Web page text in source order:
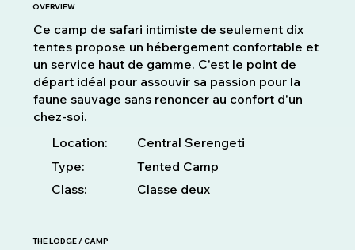
OVERVIEW
Ce camp de safari intimiste de seulement dix
tentes propose un hébergement confortable et
un service haut de gamme. C'est le point de
départ idéal pour assouvir sa passion pour la
faune sauvage sans renoncer au confort d'un
chez-soi.
Location:
Central Serengeti
Type:
Tented Camp
Class:
Classe deux
THE LODGE / CAMP